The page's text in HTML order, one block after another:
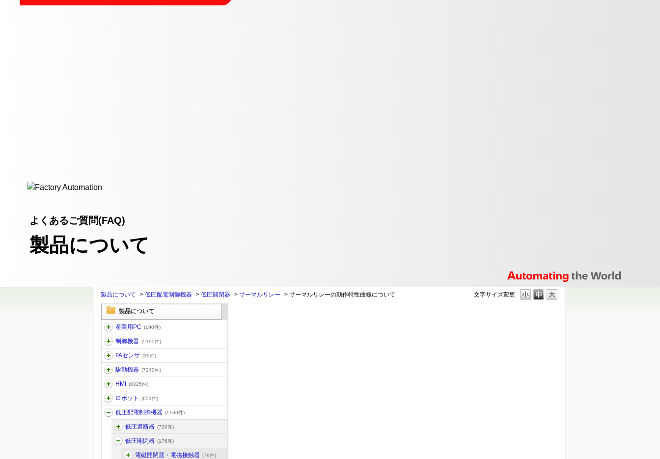
よくあるご質問(FAQ)
製品について
文字サイズ変更
製品について > 低圧配電制御機器 > 低圧開閉器 > サーマルリレー > サーマルリレーの動作特性曲線について
製品について
産業用PC (190件)
制御機器 (5195件)
FAセンサ (39件)
駆動機器 (7240件)
HMI (8325件)
ロボット (651件)
低圧配電制御機器 (1169件)
低圧遮断器 (720件)
低圧開閉器 (176件)
電磁開閉器・電磁接触器 (79件)